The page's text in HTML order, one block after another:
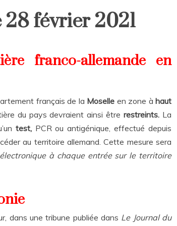
février 2021
franco-allemande en
français de la Moselle en zone à haut
du pays devraient ainsi êtrerestreints. La
test,PCR ou antigénique, effectué depuis
au territoire allemand. Cette mesure sera
à chaque entrée sur le territoire
dans une tribune publiée dans Le Journal du